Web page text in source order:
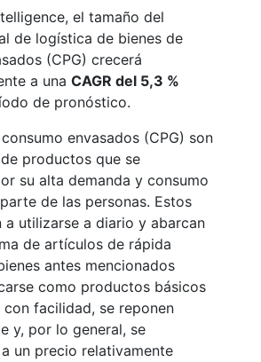
el tamaño del
de logística de bienes de
(CPG) crecerá
a una CAGR del 5,3 %
de pronóstico.
envasados (CPG) son
productos que se
su alta demanda y consumo
de las personas. Estos
a utilizarse a diario y abarcan
de artículos de rápida
antes mencionados
como productos básicos
facilidad, se reponen
y, por lo general, se
un precio relativamente